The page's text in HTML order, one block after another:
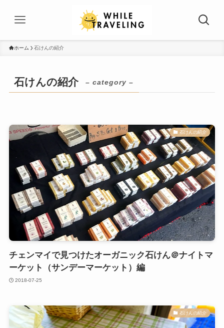
ホーム 石けんの紹介
石けんの紹介 – category –
石けんの紹介
チェンマイで見つけたオーガニック石けん＠ナイトマ
ーケット（サンデーマーケット）編
2018-07-25
石けんの紹介